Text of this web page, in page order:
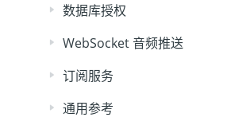
数据库授权
WebSocket 音频推送
订阅服务
通用参考